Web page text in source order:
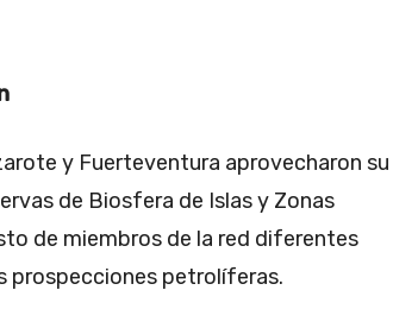
y Fuerteventura aprovecharon su
de Biosfera de Islas y Zonas
de miembros de la red diferentes
prospecciones petrolíferas.